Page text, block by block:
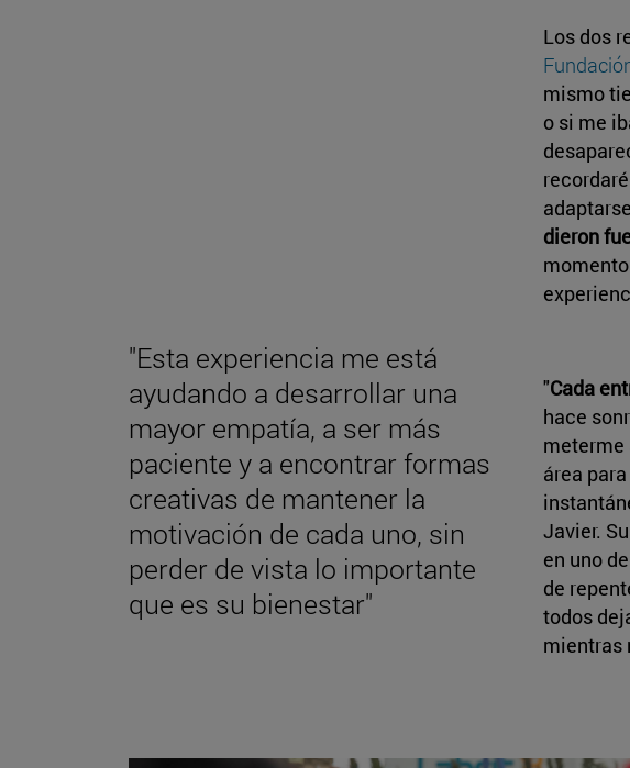
Los dos
mismo
o si me
dieron
"Esta experiencia me está
ayudando a desarrollar una
mayor empatía, a ser más
paciente y a encontrar formas
creativas de mantener la
motivación de cada uno, sin
perder de vista lo importante
que es su bienestar"
"Cada
hace
meterme
área
Javier.
en uno
de
todos
mientras